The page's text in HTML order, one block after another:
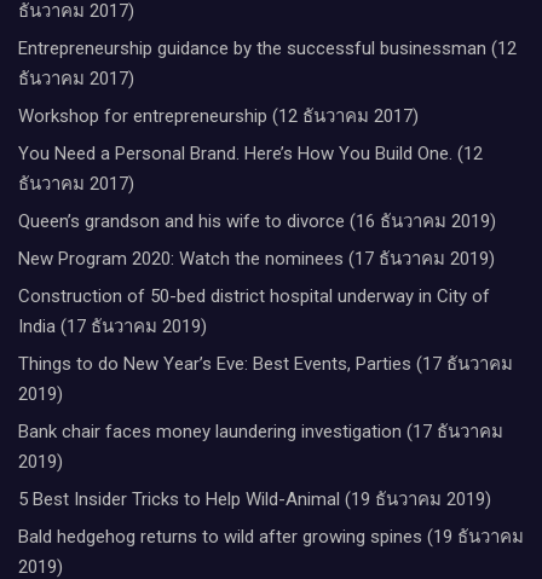
ธันวาคม 2017)
Entrepreneurship guidance by the successful businessman (12
ธันวาคม 2017)
Workshop for entrepreneurship (12 ธันวาคม 2017)
You Need a Personal Brand. Here’s How You Build One. (12
ธันวาคม 2017)
Queen’s grandson and his wife to divorce (16 ธันวาคม 2019)
New Program 2020: Watch the nominees (17 ธันวาคม 2019)
Construction of 50-bed district hospital underway in City of
India (17 ธันวาคม 2019)
Things to do New Year’s Eve: Best Events, Parties (17 ธันวาคม
2019)
Bank chair faces money laundering investigation (17 ธันวาคม
2019)
5 Best Insider Tricks to Help Wild-Animal (19 ธันวาคม 2019)
Bald hedgehog returns to wild after growing spines (19 ธันวาคม
2019)